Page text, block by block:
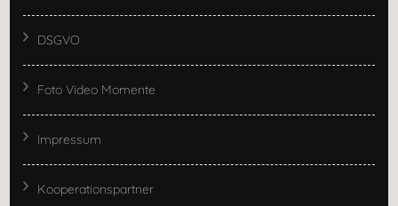
DSGVO
Foto Video Momente
Impressum
Kooperationspartner